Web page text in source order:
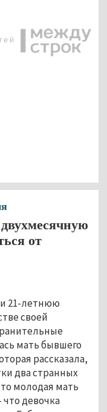
от
21-летнюю
своей
мать бывшего
рассказала,
два странных
молодая мать
что девочка